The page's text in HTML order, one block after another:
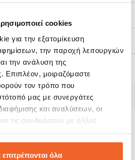
cookies
για την εξατομίκευση
την παροχή λειτουργιών
την ανάλυση της
Επιπλέον, μοιραζόμαστε
τον τρόπο που
μας με συνεργάτες
και αναλύσεων, οι
τις συνδυάσουν με άλλες
με την από μέρους σας χρήση
όλα
ΠΡΟΪΌΝΤΑ